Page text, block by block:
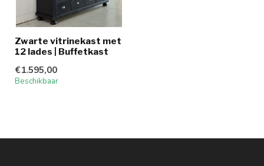
Zwarte vitrinekast met
12 lades | Buffetkast
€1.595,00
Beschikbaar